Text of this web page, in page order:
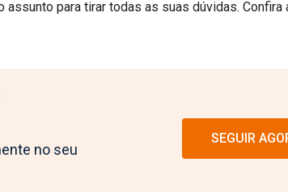
para tirar todas as suas dúvidas. Confira
no seu
SEGUIR